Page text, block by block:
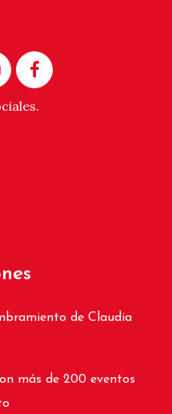
de Claudia
más de 200 eventos